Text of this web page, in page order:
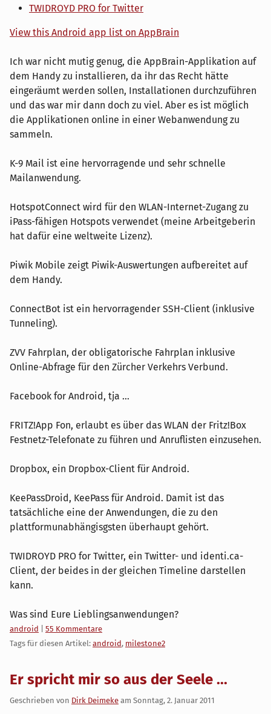
TWIDROYD PRO for Twitter
View this Android app list on AppBrain
Ich war nicht mutig genug, die AppBrain-Applikation auf
dem Handy zu installieren, da ihr das Recht hätte
eingeräumt werden sollen, Installationen durchzuführen
und das war mir dann doch zu viel. Aber es ist möglich
die Applikationen online in einer Webanwendung zu
sammeln.
K-9 Mail ist eine hervorragende und sehr schnelle
Mailanwendung.
HotspotConnect wird für den WLAN-Internet-Zugang zu
iPass-fähigen Hotspots verwendet (meine Arbeitgeberin
hat dafür eine weltweite Lizenz).
Piwik Mobile zeigt Piwik-Auswertungen aufbereitet auf
dem Handy.
ConnectBot ist ein hervorragender SSH-Client (inklusive
Tunneling).
ZVV Fahrplan, der obligatorische Fahrplan inklusive
Online-Abfrage für den Zürcher Verkehrs Verbund.
Facebook for Android, tja ...
FRITZ!App Fon, erlaubt es über das WLAN der Fritz!Box
Festnetz-Telefonate zu führen und Anruflisten einzusehen.
Dropbox, ein Dropbox-Client für Android.
KeePassDroid, KeePass für Android. Damit ist das
tatsächliche eine der Anwendungen, die zu den
plattformunabhängisgsten überhaupt gehört.
TWIDROYD PRO for Twitter, ein Twitter- und identi.ca-
Client, der beides in der gleichen Timeline darstellen
kann.
Was sind Eure Lieblingsanwendungen?
Kategorien:
android
55 Kommentare
Tags für diesen Artikel: android, milestone2
Er spricht mir so aus der Seele ...
Geschrieben von Dirk Deimeke am Sonntag, 2. Januar 2011